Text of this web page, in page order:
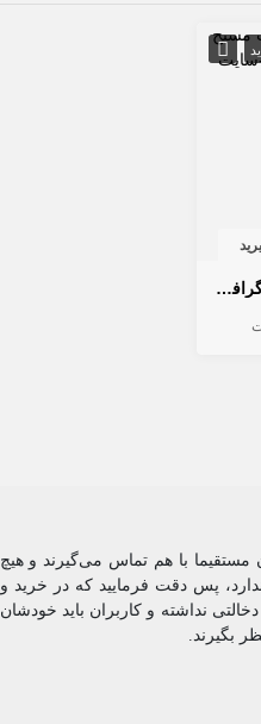
طراحی، چاپ و تبلیغات مسیح گرافیک
با هم تماس می‌گیرند و هیچ
پس دقت فرمایید که در خرید و
نداشته و کاربران باید خودشان
بگیرند.